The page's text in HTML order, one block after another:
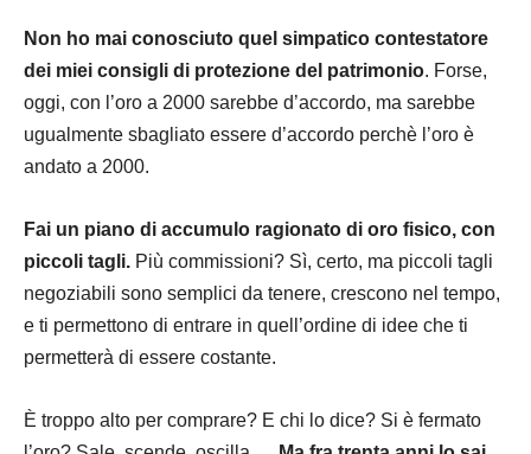
Non ho mai conosciuto quel simpatico contestatore
dei miei consigli di protezione del patrimonio. Forse,
oggi, con l’oro a 2000 sarebbe d’accordo, ma sarebbe
ugualmente sbagliato essere d’accordo perchè l’oro è
andato a 2000.
Fai un piano di accumulo ragionato di oro fisico, con
piccoli tagli. Più commissioni? Sì, certo, ma piccoli tagli
negoziabili sono semplici da tenere, crescono nel tempo,
e ti permettono di entrare in quell’ordine di idee che ti
permetterà di essere costante.
È troppo alto per comprare? E chi lo dice? Si è fermato